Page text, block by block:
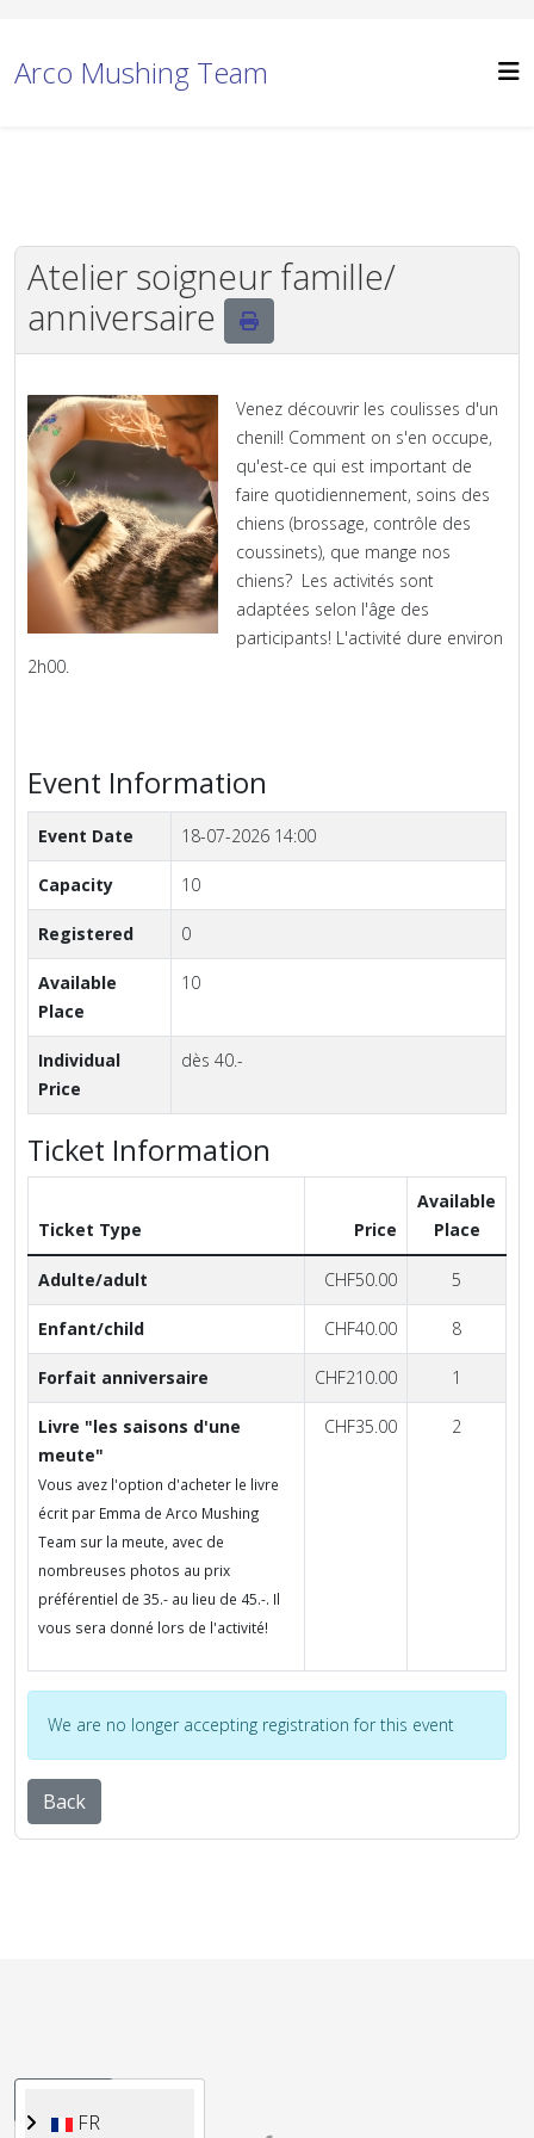
Arco Mushing Team
Atelier soigneur famille/
anniversaire
Venez découvrir les coulisses d'un
chenil! Comment on s'en occupe,
qu'est-ce qui est important de
faire quotidiennement, soins des
chiens (brossage, contrôle des
coussinets), que mange nos
chiens? Les activités sont
adaptées selon l'âge des
participants! L'activité dure environ
2h00.
Event Information
Event Date 18-07-2026 14:00
Capacity 10
Registered 0
Available
Place
10
Individual
Price
dès 40.-
Ticket Information
Ticket Type Price
Available
Place
Adulte/adult CHF50.00 5
Enfant/child CHF40.00 8
Forfait anniversaire CHF210.00 1
Livre "les saisons d'une
meute"
Vous avez l'option d'acheter le livre
écrit par Emma de Arco Mushing
Team sur la meute, avec de
nombreuses photos au prix
préférentiel de 35.- au lieu de 45.-. Il
vous sera donné lors de l'activité!
CHF35.00 2
We are no longer accepting registration for this event
Back
FR